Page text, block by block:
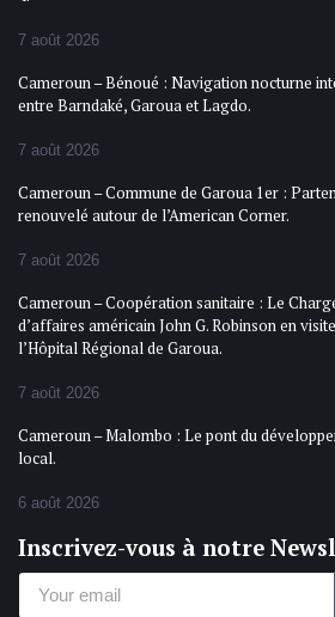
7 août 2026
Cameroun – Bénoué : Navigation nocturne
entre Barndaké, Garoua et Lagdo.
7 août 2026
Cameroun – Commune de Garoua 1er :
renouvelé autour de l’American Corner.
7 août 2026
Cameroun – Coopération sanitaire : Le
d’affaires américain John G. Robinson en
l’Hôpital Régional de Garoua.
7 août 2026
Cameroun – Malombo : Le pont du
local.
6 août 2026
Inscrivez-vous à notre